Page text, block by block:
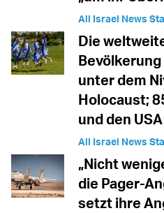
All Israel News
Die
unter dem
Holocaust;
und den USA
All Israel News
„Nicht
die Pager-
setzt ihre